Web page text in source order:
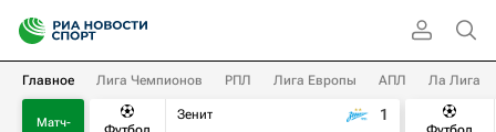
Главное Лига Чемпионов РПЛ Лига Европы АПЛ Ла Лига
Матч-
Зенит
1